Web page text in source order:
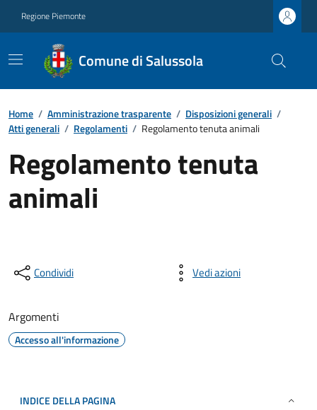
Regione Piemonte
Comune di Salussola
Home / Amministrazione trasparente / Disposizioni generali /
Atti generali / Regolamenti / Regolamento tenuta animali
Regolamento tenuta
animali
Condividi Vedi azioni
Argomenti
Accesso all'informazione
INDICE DELLA PAGINA